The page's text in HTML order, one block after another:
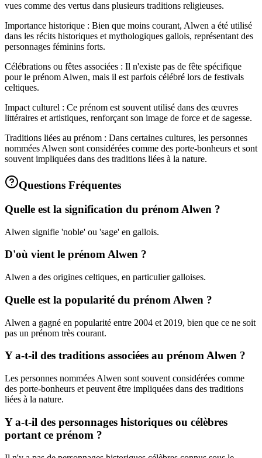
vues comme des vertus dans plusieurs traditions religieuses.
Importance historique : Bien que moins courant, Alwen a été utilisé
dans les récits historiques et mythologiques gallois, représentant des
personnages féminins forts.
Célébrations ou fêtes associées : Il n'existe pas de fête spécifique
pour le prénom Alwen, mais il est parfois célébré lors de festivals
celtiques.
Impact culturel : Ce prénom est souvent utilisé dans des œuvres
littéraires et artistiques, renforçant son image de force et de sagesse.
Traditions liées au prénom : Dans certaines cultures, les personnes
nommées Alwen sont considérées comme des porte-bonheurs et sont
souvent impliquées dans des traditions liées à la nature.
Questions Fréquentes
Quelle est la signification du prénom Alwen ?
Alwen signifie 'noble' ou 'sage' en gallois.
D'où vient le prénom Alwen ?
Alwen a des origines celtiques, en particulier galloises.
Quelle est la popularité du prénom Alwen ?
Alwen a gagné en popularité entre 2004 et 2019, bien que ce ne soit
pas un prénom très courant.
Y a-t-il des traditions associées au prénom Alwen ?
Les personnes nommées Alwen sont souvent considérées comme
des porte-bonheurs et peuvent être impliquées dans des traditions
liées à la nature.
Y a-t-il des personnages historiques ou célèbres
portant ce prénom ?